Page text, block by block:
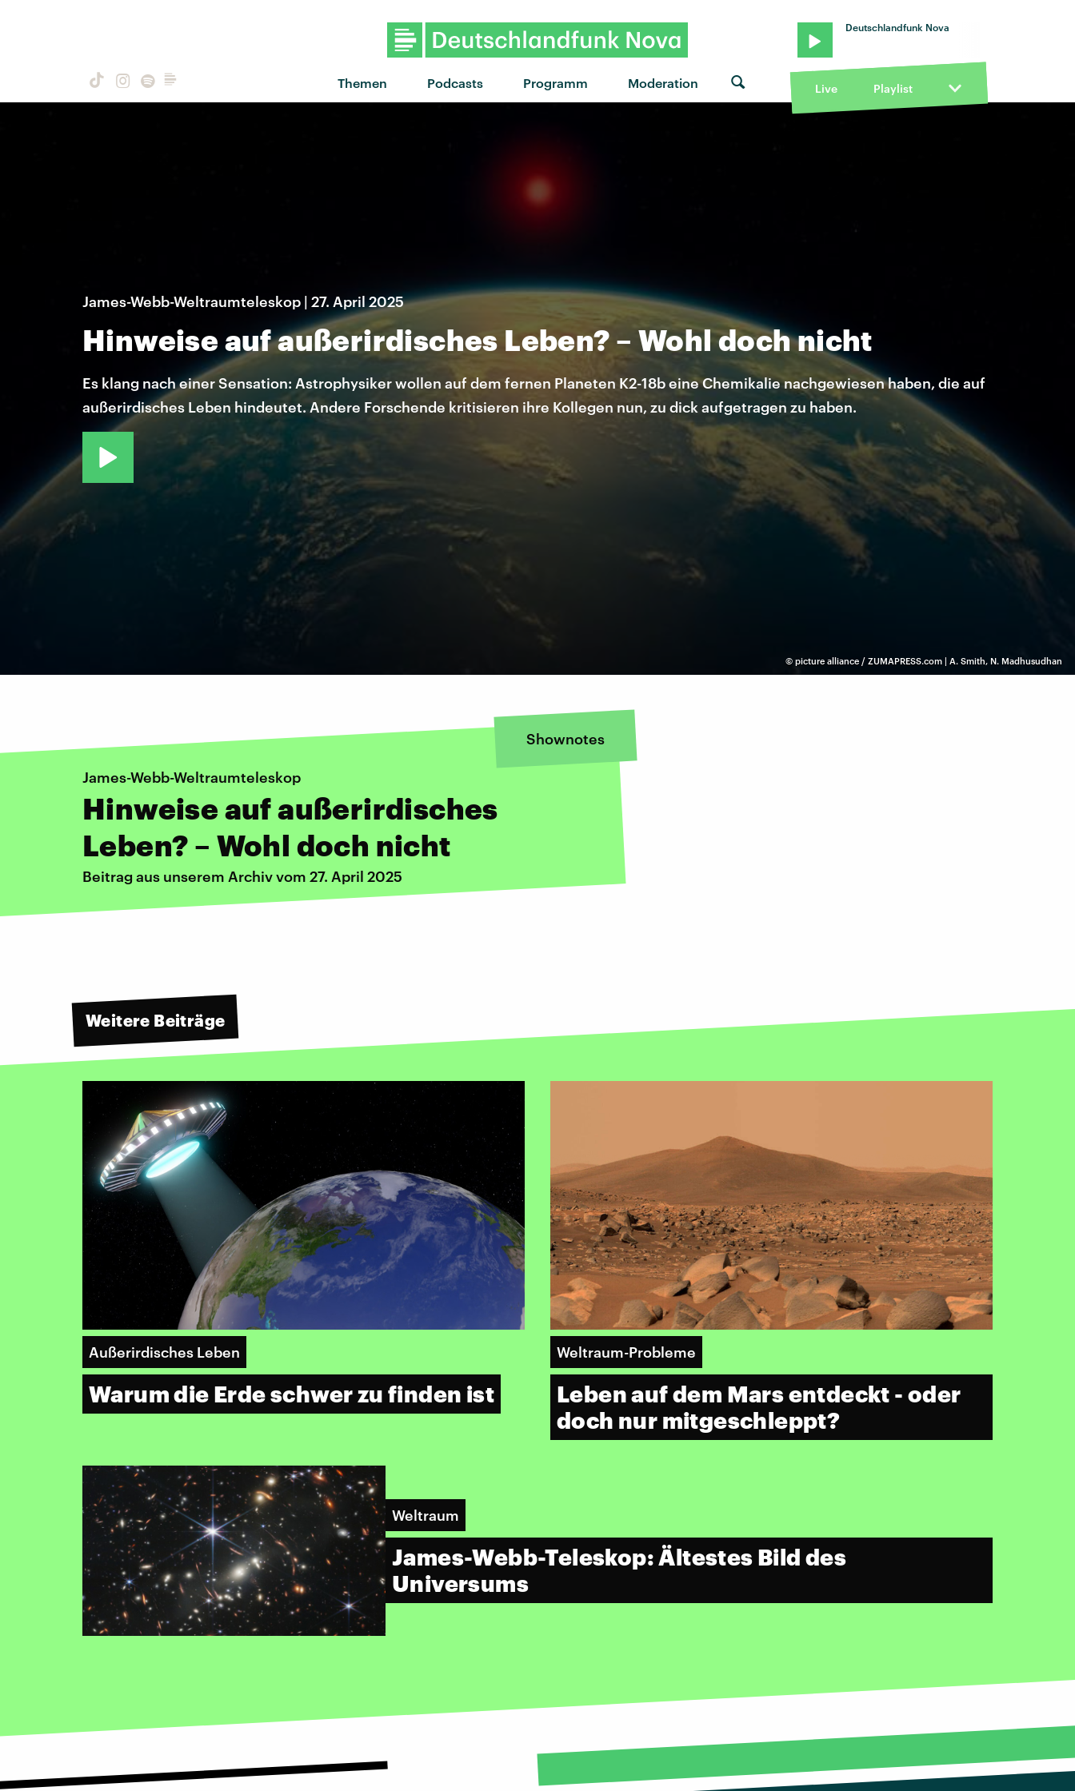
Themen Podcasts Programm Moderation
Deutschlandfunk Nova
Live Playlist
© picture alliance / ZUMAPRESS.com | A. Smith, N. Madhusudhan
James-Webb-Weltraumteleskop | 27. April 2025
Hinweise auf außerirdisches Leben? – Wohl doch nicht
Es klang nach einer Sensation: Astrophysiker wollen auf dem fernen Planeten K2-18b eine Chemikalie nachgewiesen haben, die auf
außerirdisches Leben hindeutet. Andere Forschende kritisieren ihre Kollegen nun, zu dick aufgetragen zu haben.
Shownotes
James-Webb-Weltraumteleskop
Hinweise auf außerirdisches
Leben? – Wohl doch nicht
Beitrag aus unserem Archiv vom 27. April 2025
Weitere Beiträge
Außerirdisches Leben
Warum die Erde schwer zu finden ist
Weltraum-Probleme
Leben auf dem Mars entdeckt - oder
doch nur mitgeschleppt?
Weltraum
James-Webb-Teleskop: Ältestes Bild des
Universums